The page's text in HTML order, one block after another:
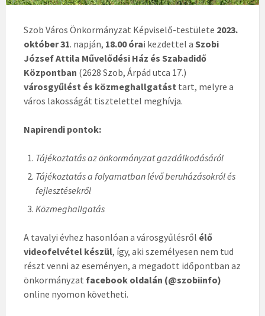
Szob Város Önkormányzat Képviselő-testülete 2023.
október 31. napján, 18.00 órai kezdettel a Szobi
József Attila Művelődési Ház és Szabadidő
Központban (2628 Szob, Árpád utca 17.)
városgyűlést és közmeghallgatást tart, melyre a
város lakosságát tisztelettel meghívja.
Napirendi pontok:
Tájékoztatás az önkormányzat gazdálkodásáról
Tájékoztatás a folyamatban lévő beruházásokról és
fejlesztésekről
Közmeghallgatás
A tavalyi évhez hasonlóan a városgyűlésről élő
videofelvétel készül, így, aki személyesen nem tud
részt venni az eseményen, a megadott időpontban az
önkormányzat facebook oldalán (@szobiinfo)
online nyomon követheti.